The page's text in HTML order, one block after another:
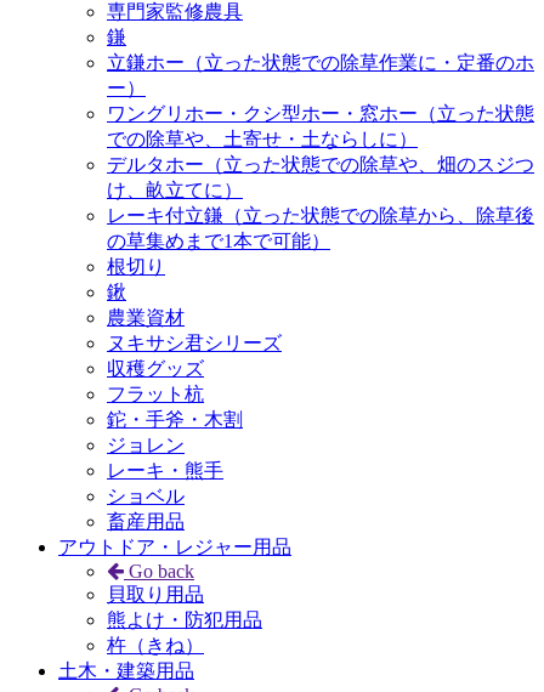
専門家監修農具
鎌
立鎌ホー（立った状態での除草作業に・定番のホ
ー）
ワングリホー・クシ型ホー・窓ホー（立った状態
での除草や、土寄せ・土ならしに）
デルタホー（立った状態での除草や、畑のスジつ
け、畝立てに）
レーキ付立鎌（立った状態での除草から、除草後
の草集めまで1本で可能）
根切り
鍬
農業資材
ヌキサシ君シリーズ
収穫グッズ
フラット杭
鉈・手斧・木割
ジョレン
レーキ・熊手
ショベル
畜産用品
アウトドア・レジャー用品
Go back
貝取り用品
熊よけ・防犯用品
杵（きね）
土木・建築用品